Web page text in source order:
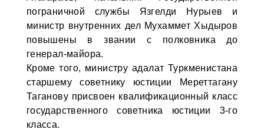
пограничной службы Язгелди Нурыев и
министр внутренних дел Мухаммет Хыдыров
повышены в звании с полковника до
генерал-майора.
Кроме того, министру адалат Туркменистана
старшему советнику юстиции Мереттагану
Таганову присвоен квалификационный класс
государственного советника юстиции 3-го
класса.